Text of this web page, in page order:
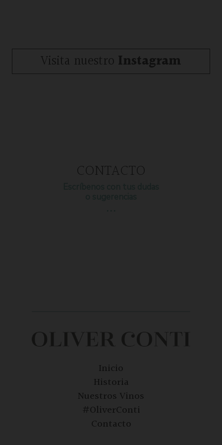
Visita nuestro Instagram
CONTACTO
Inicio
Historia
Nuestros Vinos
#OliverConti
Contacto